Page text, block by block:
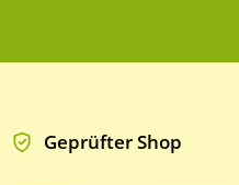
Geprüfter Shop